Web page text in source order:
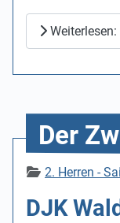
Der
Details2. Herren -
DJK